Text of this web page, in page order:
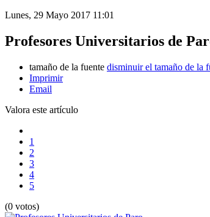
Lunes, 29 Mayo 2017 11:01
Profesores Universitarios de
tamaño de la fuente disminuir el tamaño de la
Imprimir
Email
Valora este artículo
1
2
3
4
5
(0 votos)